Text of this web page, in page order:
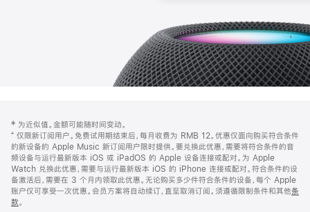
页
页
脚
注
‡ 为近似值。金额可能随时间变动。
⁺ 仅限新订阅用户。免费试用期结束后，每月收费为 RMB 12。优惠仅面向购买符合条件
的新设备的 Apple Music 新订阅用户限时提供。要兑换此优惠，需要将符合条件的音
频设备与运行最新版本 iOS 或 iPadOS 的 Apple 设备连接或配对。为 Apple
Watch 兑换此优惠，需要与运行最新版本 iOS 的 iPhone 连接或配对。符合条件的设
备激活后，需要在 3 个月内领取此优惠。无论购买多少件符合条件的设备，每个 Apple
账户仅可享受一次优惠。会员方案将自动续订，直至取消订阅。须遵循限制条件和其他条
款。